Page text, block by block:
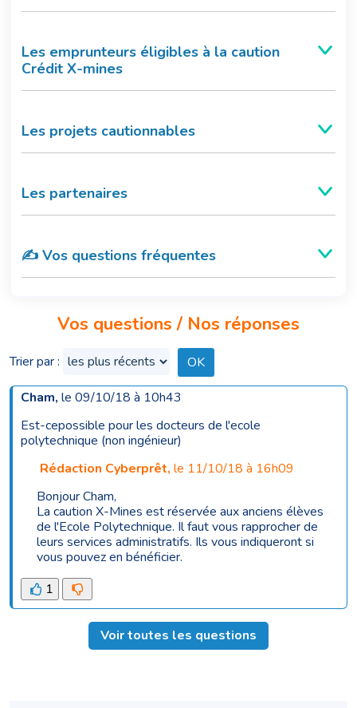
Les emprunteurs éligibles à la caution
Crédit X-mines
Les projets cautionnables
Les partenaires
✍️ Vos questions fréquentes
Vos questions / Nos réponses
Trier par :
Cham, le 09/10/18 à 10h43
Est-cepossible pour les docteurs de l'ecole
polytechnique (non ingénieur)
Rédaction Cyberprêt, le 11/10/18 à 16h09
Bonjour Cham,
La caution X-Mines est réservée aux anciens élèves
de l'Ecole Polytechnique. Il faut vous rapprocher de
leurs services administratifs. Ils vous indiqueront si
vous pouvez en bénéficier.
1
Voir toutes les questions